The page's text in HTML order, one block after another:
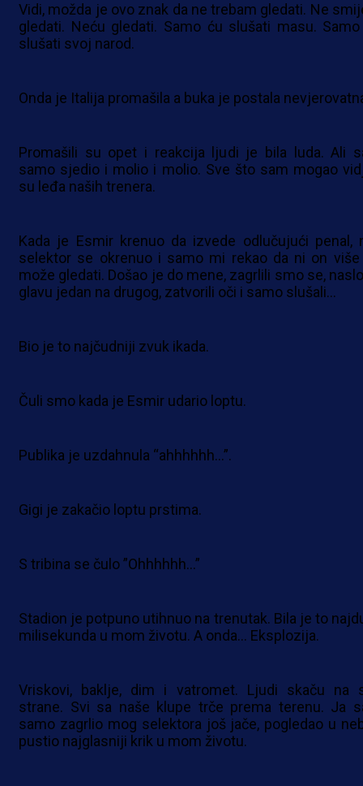
Vidi, možda je ovo znak da ne trebam gledati. Ne
gledati. Neću gledati. Samo ću slušati masu.
slušati svoj narod.
Onda je Italija promašila a buka je postala
Promašili su opet i reakcija ljudi je bila luda. Ali
samo sjedio i molio i molio. Sve što sam mogao
su leđa naših trenera.
Kada je Esmir krenuo da izvede odlučujući penal,
selektor se okrenuo i samo mi rekao da ni on
može gledati. Došao je do mene, zagrlili smo se,
glavu jedan na drugog, zatvorili oči i samo slušali…
Bio je to najčudniji zvuk ikada.
Čuli smo kada je Esmir udario loptu.
Publika je uzdahnula “ahhhhhh…”.
Gigi je zakačio loptu prstima.
S tribina se čulo ”Ohhhhhh…”
Stadion je potpuno utihnuo na trenutak. Bila je to
milisekunda u mom životu. A onda… Eksplozija.
Vriskovi, baklje, dim i vatromet. Ljudi skaču na
strane. Svi sa naše klupe trče prema terenu. Ja
samo zagrlio mog selektora još jače, pogledao u
pustio najglasniji krik u mom životu.